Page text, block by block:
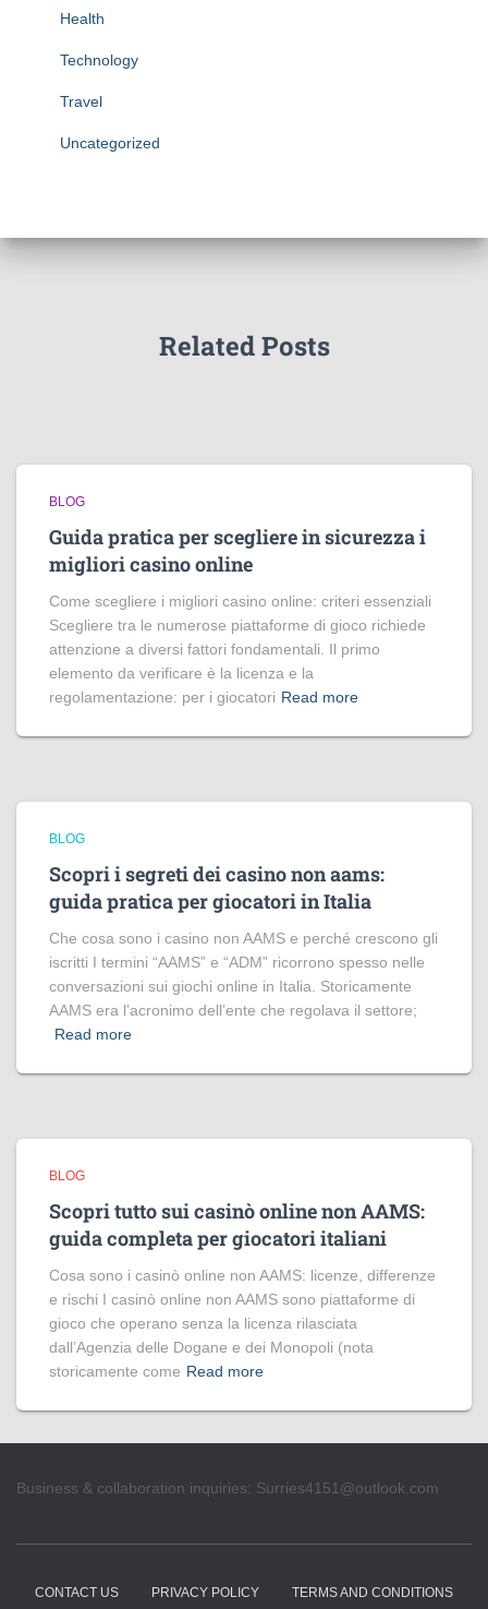
Health
Technology
Travel
Uncategorized
Related Posts
BLOG
Guida pratica per scegliere in sicurezza i
migliori casino online
Come scegliere i migliori casino online: criteri essenziali
Scegliere tra le numerose piattaforme di gioco richiede
attenzione a diversi fattori fondamentali. Il primo
elemento da verificare è la licenza e la
regolamentazione: per i giocatori Read more
BLOG
Scopri i segreti dei casino non aams:
guida pratica per giocatori in Italia
Che cosa sono i casino non AAMS e perché crescono gli
iscritti I termini “AAMS” e “ADM” ricorrono spesso nelle
conversazioni sui giochi online in Italia. Storicamente
AAMS era l’acronimo dell’ente che regolava il settore;
Read more
BLOG
Scopri tutto sui casinò online non AAMS:
guida completa per giocatori italiani
Cosa sono i casinò online non AAMS: licenze, differenze
e rischi I casinò online non AAMS sono piattaforme di
gioco che operano senza la licenza rilasciata
dall’Agenzia delle Dogane e dei Monopoli (nota
storicamente come Read more
Business & collaboration inquiries: Surries4151@outlook.com
CONTACT US PRIVACY POLICY TERMS AND CONDITIONS